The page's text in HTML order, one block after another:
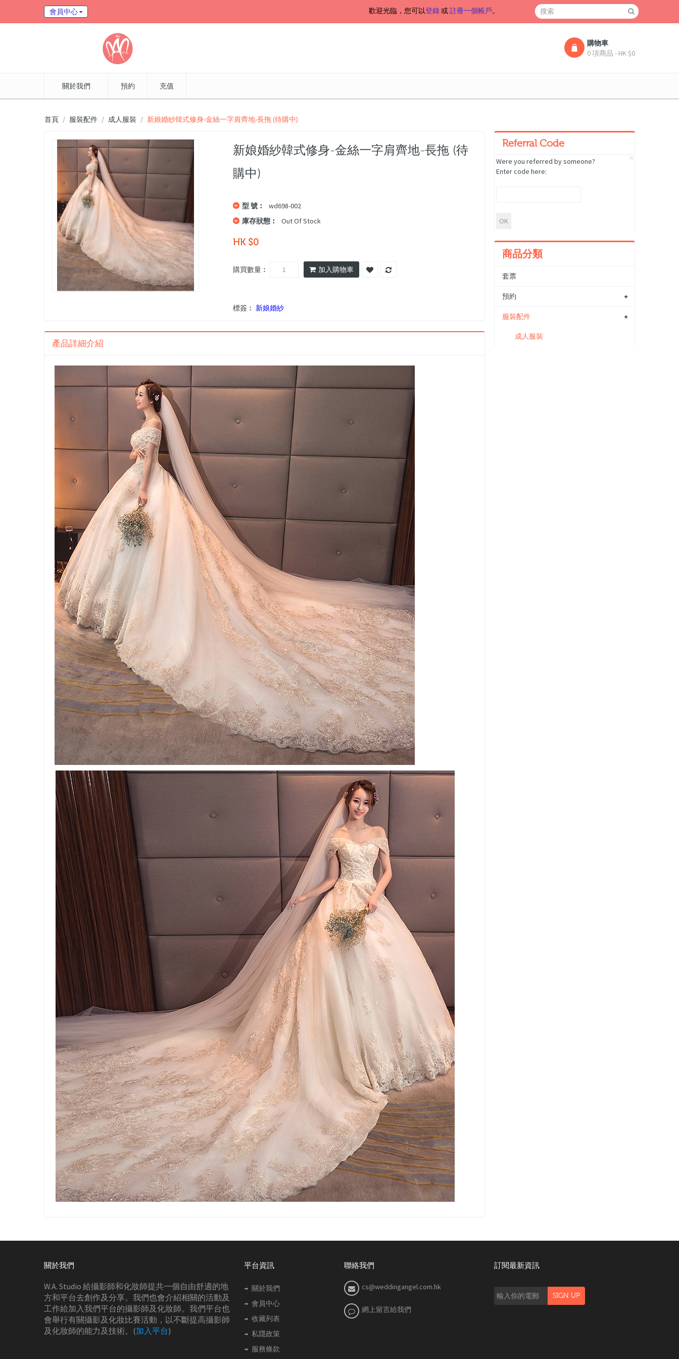
會員中心 歡迎光臨，您可以登錄或註冊一個帳戶。
購物車
0 項商品 - HK $0
關於我們 預約 充值
首頁 服裝配件 成人服裝 新娘婚紗韓式修身-金絲一字肩齊地-長拖 (待購中)
新娘婚紗韓式修身-金絲一字肩齊地-長拖 (待
購中)
型 號︰
wd698-002
庫存狀態︰
Out Of Stock
HK $0
購買數量︰ 加入購物車
標簽︰ 新娘婚紗
產品詳細介紹
Referral Code
Were you referred by someone?
Enter code here:
商品分類
套票
預約
服裝配件
成人服裝
關於我們
W.A. Studio 給攝影師和化妝師提共一個自由舒適的地
方和平台去創作及分享。我們也會介紹相關的活動及
工作給加入我們平台的攝影師及化妝師。我們平台也
會舉行有關攝影及化妝比賽活動，以不斷提高攝影師
及化妝師的能力及技術。(加入平台)
平台資訊
關於我們
會員中心
收藏列表
私隱政策
服務條款
聯絡我們
cs@weddingangel.com.hk
網上留言給我們
訂閱最新資訊